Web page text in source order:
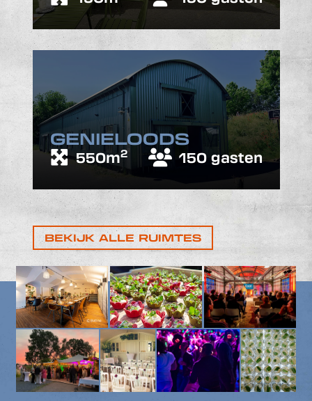
GENIELOODS
550m2 150 gasten
BEKIJK ALLE RUIMTES